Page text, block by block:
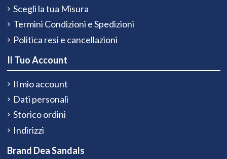
Scegli la tua Misura
Termini Condizioni e Spedizioni
Politica resi e cancellazioni
Il Tuo Account
Il mio account
Dati personali
Storico ordini
Indirizzi
Brand Dea Sandals